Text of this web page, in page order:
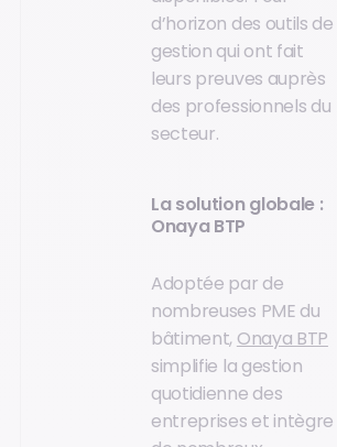
d’horizon des outils de
gestion qui ont fait
leurs preuves auprès
des professionnels du
secteur.
La solution globale :
Onaya BTP
Adoptée par de
nombreuses PME du
bâtiment, Onaya BTP
simplifie la gestion
quotidienne des
entreprises et intègre